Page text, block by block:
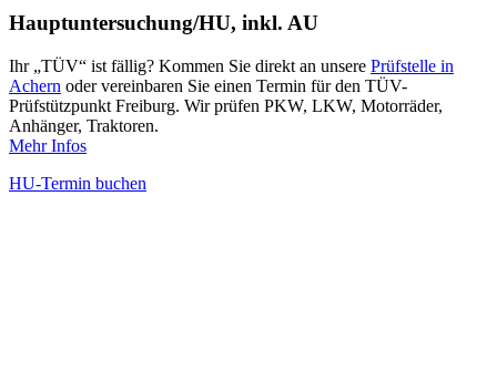
Hauptuntersuchung/HU, inkl. AU
Ihr „TÜV“ ist fällig? Kommen Sie direkt an unsere Prüfstelle in
Achern oder vereinbaren Sie einen Termin für den TÜV-
Prüfstützpunkt Freiburg. Wir prüfen PKW, LKW, Motorräder,
Anhänger, Traktoren.
Mehr Infos
HU-Termin buchen